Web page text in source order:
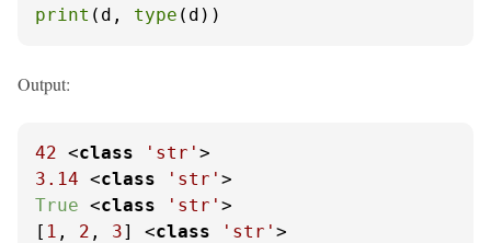
print (d, type (d))
Output:
42 <class 'str'
3.14 <class 'str'
True <class 'str' >
[ 1 , 2 , 3] <class 'str' >